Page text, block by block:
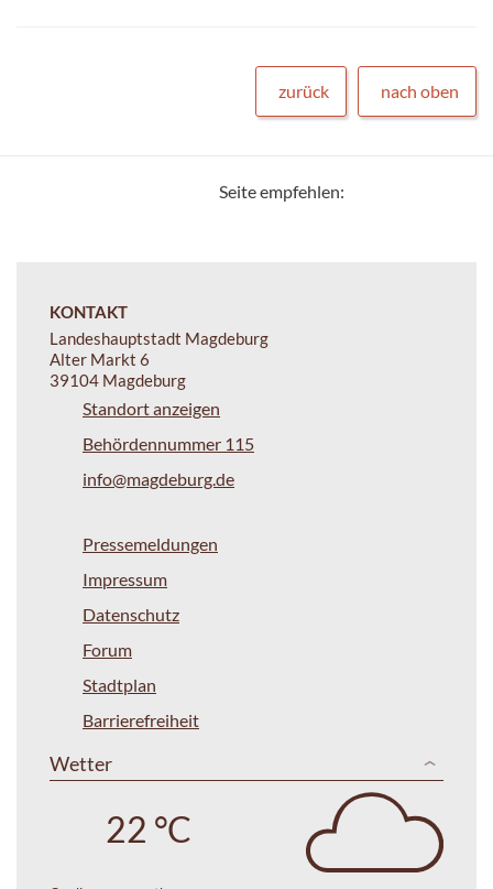
zurück nach oben
Seite empfehlen:
KONTAKT
Landeshauptstadt Magdeburg
Alter Markt 6
39104 Magdeburg
Standort anzeigen
Behördennummer 115
info@magdeburg.de
Pressemeldungen
Impressum
Datenschutz
Forum
Stadtplan
Barrierefreiheit
Wetter
22 °C